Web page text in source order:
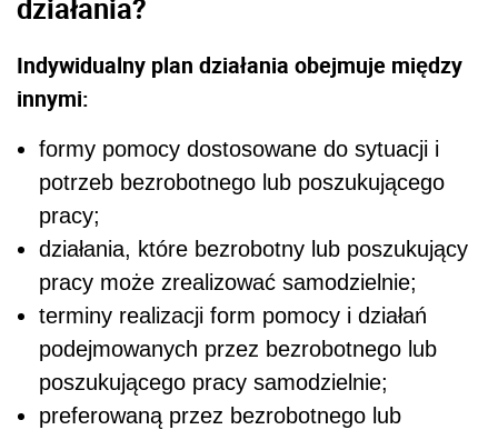
Indywidualny plan działania obejmuje między
innymi:
formy pomocy dostosowane do sytuacji i
potrzeb bezrobotnego lub poszukującego
pracy;
działania, które bezrobotny lub poszukujący
pracy może zrealizować samodzielnie;
terminy realizacji form pomocy i działań
podejmowanych przez bezrobotnego lub
poszukującego pracy samodzielnie;
preferowaną przez bezrobotnego lub